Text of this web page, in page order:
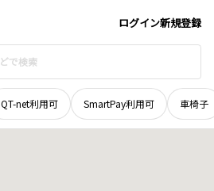
ログイン新規登録
QT-net利用可 SmartPay利用可 車椅子